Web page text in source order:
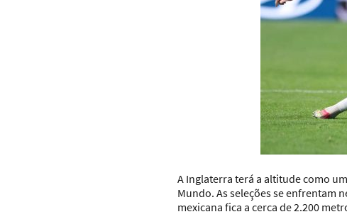
A Inglaterra terá a altitude como
Mundo. As seleções se enfrentam
mexicana fica a cerca de 2.200